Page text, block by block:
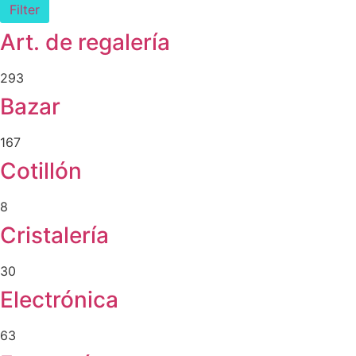
Filter
Art. de regalería
293
Bazar
167
Cotillón
8
Cristalería
30
Electrónica
63